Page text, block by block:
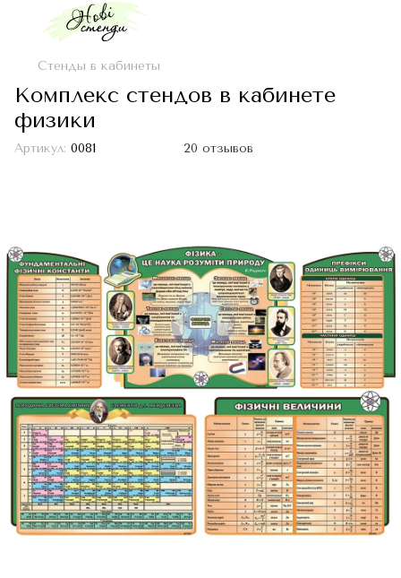
Стенды в кабинеты
Комплекс стендов в кабинете
физики
Артикул: 0081 20 отзывов